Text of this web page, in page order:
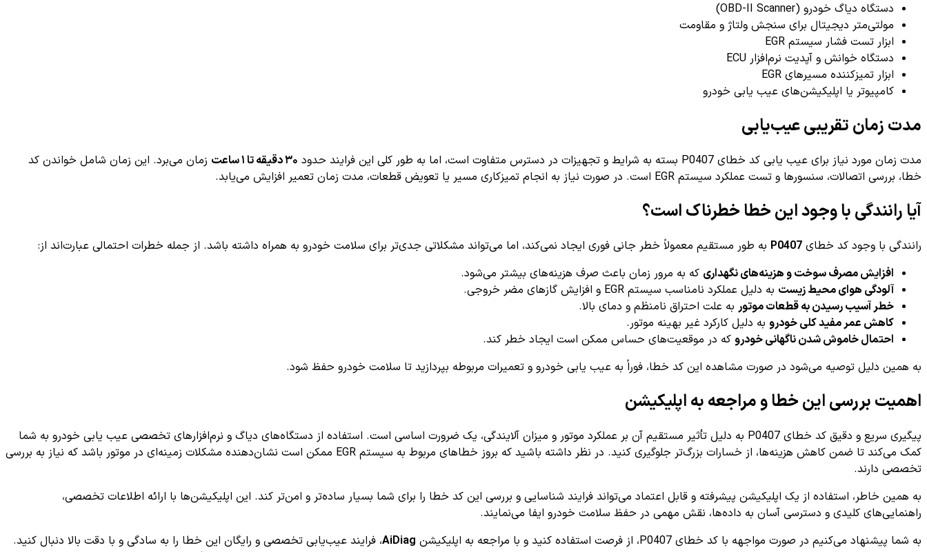
دستگاه دیاگ خودرو (OBD-II Scanner)
مولتی‌متر دیجیتال برای سنجش ولتاژ و مقاومت
ابزار تست فشار سیستم EGR
دستگاه خوانش و آپدیت نرم‌افزار ECU
ابزار تمیزکننده مسیرهای EGR
کامپیوتر یا اپلیکیشن‌های عیب یابی خودرو
مدت زمان تقریبی عیب‌یابی
مدت زمان مورد نیاز برای عیب یابی کد خطای P0407 بسته به شرایط و تجهیزات در دسترس متفاوت است، اما به طور کلی این فرایند حدود ۳۰ دقیقه تا ۱ ساعت
زمان می‌برد. این زمان شامل خواندن کد
خطا، بررسی اتصالات، سنسورها و تست عملکرد سیستم EGR است. در صورت نیاز به انجام تمیزکاری مسیر یا تعویض قطعات، مدت زمان تعمیر افزایش می‌یابد.
آیا رانندگی با وجود این خطا خطرناک است؟
رانندگی با وجود کد خطای P0407 به طور مستقیم معمولاً خطر جانی فوری ایجاد نمی‌کند، اما می‌تواند مشکلاتی جدی‌تر برای سلامت خودرو به همراه داشته باشد. از جمله خطرات احتمالی عبارت‌اند از:
افزایش مصرف سوخت و هزینه‌های نگهداری که به مرور زمان باعث صرف هزینه‌های بیشتر می‌شود.
آلودگی هوای محیط زیست به دلیل عملکرد نامناسب سیستم EGR و افزایش گازهای مضر خروجی.
خطر آسیب رسیدن به قطعات موتور به علت احتراق نامنظم و دمای بالا.
کاهش عمر مفید کلی خودرو به دلیل کارکرد غیر بهینه موتور.
احتمال خاموش شدن ناگهانی خودرو که در موقعیت‌های حساس ممکن است ایجاد خطر کند.
به همین دلیل توصیه می‌شود در صورت مشاهده این کد خطا، فوراً به عیب یابی خودرو و تعمیرات مربوطه بپردازید تا سلامت خودرو حفظ شود.
اهمیت بررسی این خطا و مراجعه به اپلیکیشن
پیگیری سریع و دقیق کد خطای P0407 به دلیل تأثیر مستقیم آن بر عملکرد موتور و میزان آلایندگی، یک ضرورت اساسی است. استفاده از دستگاه‌های دیاگ و نرم‌افزارهای تخصصی عیب یابی خودرو به شما
کمک می‌کند تا ضمن کاهش هزینه‌ها، از خسارات بزرگ‌تر جلوگیری کنید. در نظر داشته باشید که بروز خطاهای مربوط به سیستم EGR ممکن است نشان‌دهنده مشکلات زمینه‌ای در موتور باشد که نیاز به بررسی
تخصصی دارند.
به همین خاطر، استفاده از یک اپلیکیشن پیشرفته و قابل اعتماد می‌تواند فرایند شناسایی و بررسی این کد خطا را برای شما بسیار ساده‌تر و امن‌تر کند. این اپلیکیشن‌ها با ارائه اطلاعات تخصصی،
راهنمایی‌های کلیدی و دسترسی آسان به داده‌ها، نقش مهمی در حفظ سلامت خودرو ایفا می‌نمایند.
به شما پیشنهاد می‌کنیم در صورت مواجهه با کد خطای P0407، از فرصت استفاده کنید و با مراجعه به اپلیکیشن
AiDiag، فرایند عیب‌یابی تخصصی و رایگان این خطا را به سادگی و با دقت بالا دنبال کنید.